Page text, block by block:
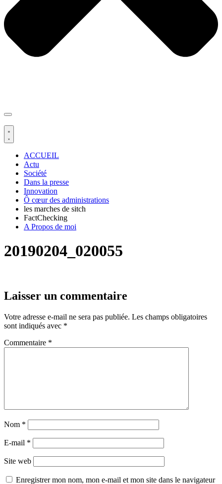
ACCUEIL
Actu
Société
Dans la presse
Innovation
Ô cœur des administrations
les marches de sitch
FactChecking
A Propos de moi
20190204_020055
Laisser un commentaire
Votre adresse e-mail ne sera pas publiée. Les champs obligatoires
sont indiqués avec *
Commentaire *
Nom *
E-mail *
Site web
Enregistrer mon nom, mon e-mail et mon site dans le navigateur